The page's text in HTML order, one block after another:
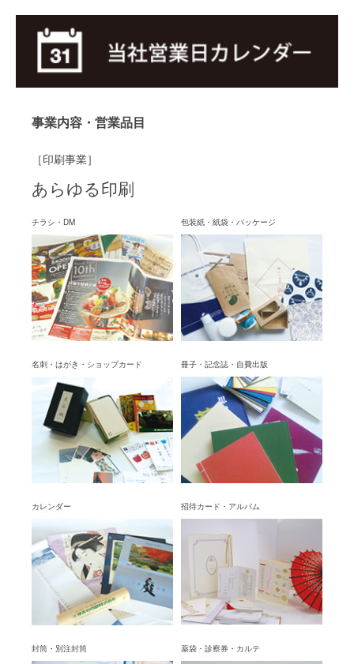
事業内容・営業品目
［印刷事業］
あらゆる印刷
チラシ・DM 包装紙・紙袋・パッケージ
名刺・はがき・ショップカード 冊子・記念誌・自費出版
カレンダー 招待カード・アルバム
封筒・別注封筒 薬袋・診察券・カルテ